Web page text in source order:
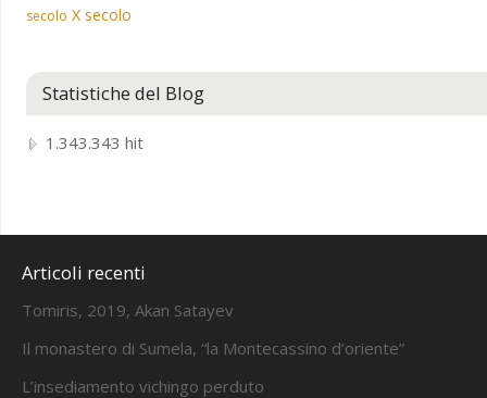
secolo X secolo
Statistiche del Blog
1.343.343 hit
Articoli recenti
Tomiris, 2019, Akan Satayev
Il monastero di Sumela, “la Montecassino d’oriente”
L’insediamento vichingo perduto